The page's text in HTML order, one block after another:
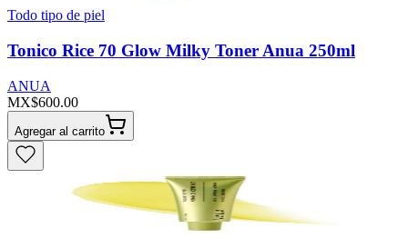
Todo tipo de piel
Tonico Rice 70 Glow Milky Toner Anua 250ml
ANUA
MX$600.00
Agregar al carrito